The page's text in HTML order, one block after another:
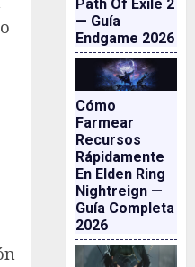
Path Of Exile 2
— Guía
Endgame 2026
Cómo
Farmear
Recursos
Rápidamente
En Elden Ring
Nightreign —
Guía Completa
2026